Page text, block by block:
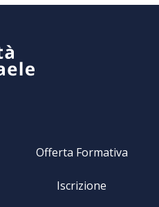
Offerta Formativa
Iscrizione